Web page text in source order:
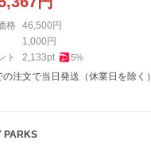
格 46,500円
1,000円
ト
2,133pt 5%
注文で当日発送（休業日を除く）
PARKS